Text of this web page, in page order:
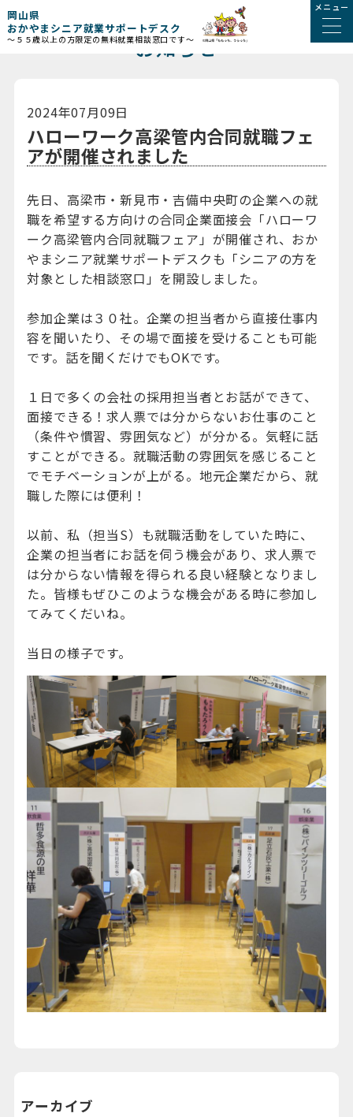
岡山県
おかやまシニア就業サポートデスク
～５５歳以上の方限定の無料就業相談窓口です～
メニュー
お知らせ
2024年07月09日
ハローワーク高梁管内合同就職フェ
アが開催されました
先日、高梁市・新見市・吉備中央町の企業への就
職を希望する方向けの合同企業面接会「ハローワ
ーク高梁管内合同就職フェア」が開催され、おか
やまシニア就業サポートデスクも「シニアの方を
対象とした相談窓口」を開設しました。
参加企業は３０社。企業の担当者から直接仕事内
容を聞いたり、その場で面接を受けることも可能
です。話を聞くだけでもOKです。
１日で多くの会社の採用担当者とお話ができて、
面接できる！求人票では分からないお仕事のこと
（条件や慣習、雰囲気など）が分かる。気軽に話
すことができる。就職活動の雰囲気を感じること
でモチベーションが上がる。地元企業だから、就
職した際には便利！
以前、私（担当S）も就職活動をしていた時に、
企業の担当者にお話を伺う機会があり、求人票で
は分からない情報を得られる良い経験となりまし
た。皆様もぜひこのような機会がある時に参加し
てみてくだいね。
当日の様子です。
アーカイブ